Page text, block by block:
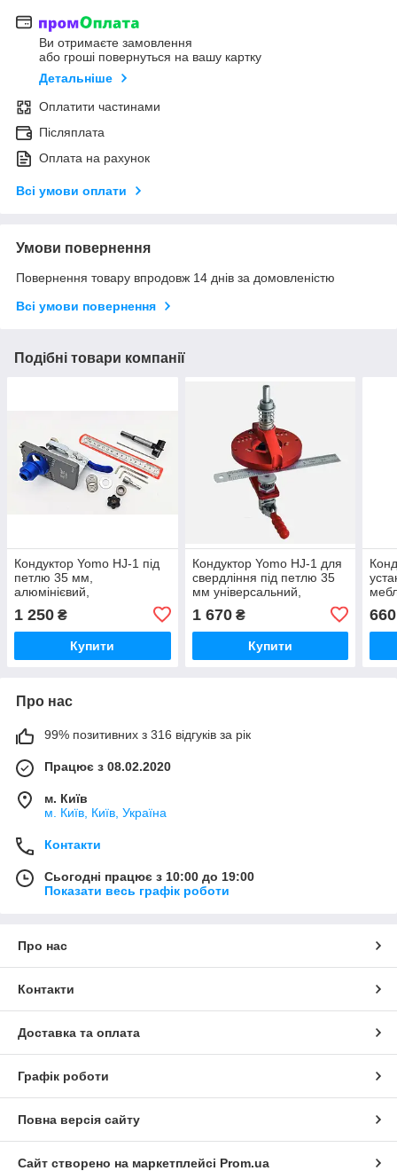
Ви отримаєте замовлення
або гроші повернуться на вашу картку
Детальніше
Оплатити частинами
Післяплата
Оплата на рахунок
Всі умови оплати
Умови повернення
Повернення товару впродовж 14 днів за домовленістю
Всі умови повернення
Подібні товари компанії
Кондуктор Yomo HJ-1 під
петлю 35 мм,
алюмінієвий,
комплект 1
1 250 ₴
Купити
Кондуктор Yomo HJ-1 для
свердління під петлю 35
мм універсальний,
самоцентруючий з
прижимом
1 670₴
Купити
660
Про нас
99% позитивних з 316 відгуків за рік
Працює з 08.02.2020
м. Київ
м. Київ, Київ, Україна
Контакти
Сьогодні працює з 10:00 до 19:00
Показати весь графік роботи
Про нас
Контакти
Доставка та оплата
Графік роботи
Повна версія сайту
Сайт створено на маркетплейсі Prom.ua